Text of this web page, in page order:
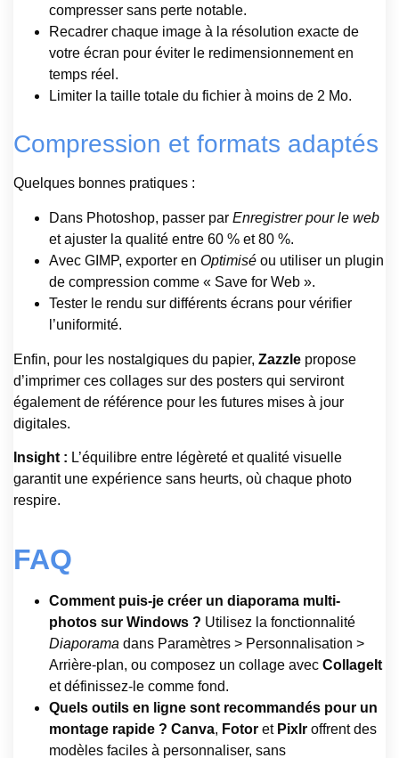
compresser sans perte notable.
Recadrer chaque image à la résolution exacte de
votre écran pour éviter le redimensionnement en
temps réel.
Limiter la taille totale du fichier à moins de 2 Mo.
Compression et formats adaptés
Quelques bonnes pratiques :
Dans Photoshop, passer par Enregistrer pour le web
et ajuster la qualité entre 60 % et 80 %.
Avec GIMP, exporter en Optimisé ou utiliser un plugin
de compression comme « Save for Web ».
Tester le rendu sur différents écrans pour vérifier
l’uniformité.
Enfin, pour les nostalgiques du papier, Zazzle propose
d’imprimer ces collages sur des posters qui serviront
également de référence pour les futures mises à jour
digitales.
Insight : L’équilibre entre légèreté et qualité visuelle
garantit une expérience sans heurts, où chaque photo
respire.
FAQ
Comment puis-je créer un diaporama multi-
photos sur Windows ? Utilisez la fonctionnalité
Diaporama dans Paramètres > Personnalisation >
Arrière-plan, ou composez un collage avec CollageIt
et définissez-le comme fond.
Quels outils en ligne sont recommandés pour un
montage rapide ? Canva, Fotor et Pixlr offrent des
modèles faciles à personnaliser, sans